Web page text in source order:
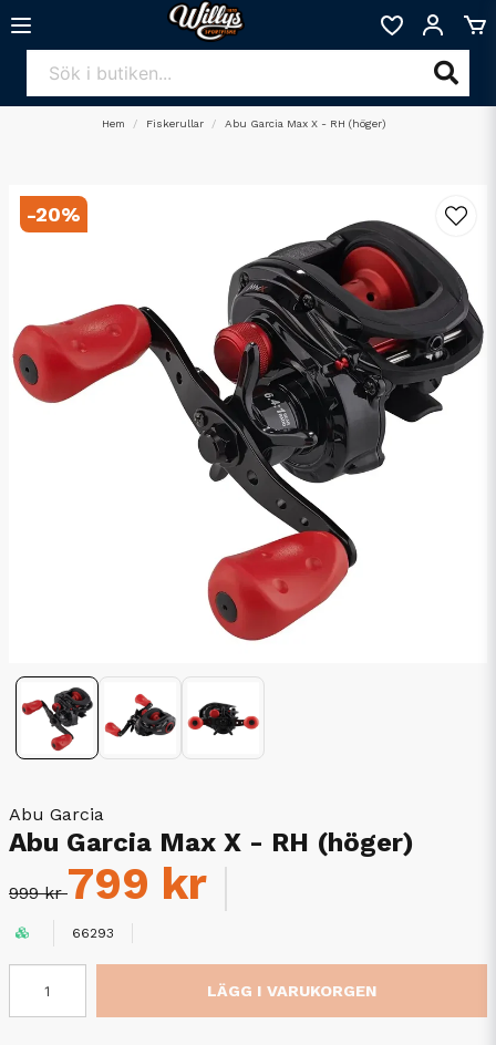
Hem Fiskerullar Abu Garcia Max X - RH (höger)
-20%
Abu Garcia
Abu Garcia Max X - RH (höger)
999 kr799 kr
66293
LÄGG I VARUKORGEN